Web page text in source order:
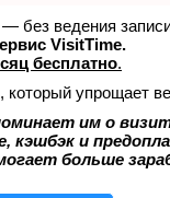
— без ведения
VisitTime.
бесплатно.
упрощает
им о
кэшбэк и
больше